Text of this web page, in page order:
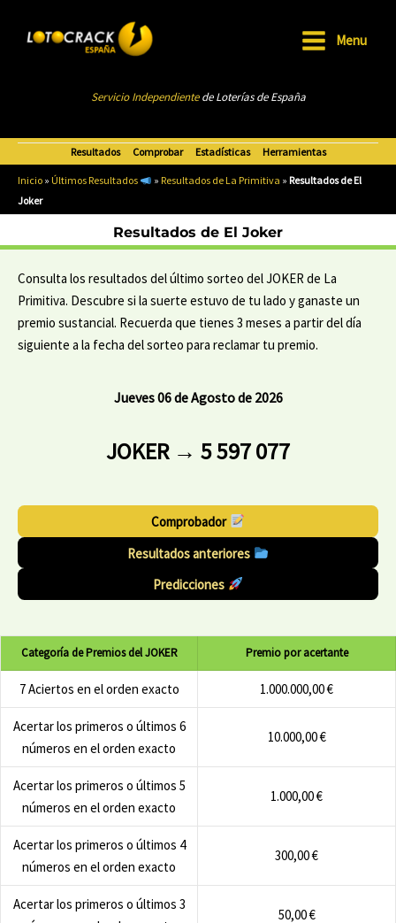
Main
Menu
Menu
Servicio Independiente de Loterías de España
Resultados Comprobar Estadísticas Herramientas
Inicio » Últimos Resultados » Resultados de La Primitiva » Resultados de El
Joker
Resultados de El Joker
Consulta los resultados del último sorteo del JOKER de La
Primitiva. Descubre si la suerte estuvo de tu lado y ganaste un
premio sustancial. Recuerda que tienes 3 meses a partir del día
siguiente a la fecha del sorteo para reclamar tu premio.
Jueves 06 de Agosto de 2026
JOKER → 5 597 077
Comprobador
Resultados anteriores
Predicciones
Categoría de Premios del JOKER Premio por acertante
7 Aciertos en el orden exacto 1.000.000,00 €
Acertar los primeros o últimos 6
números en el orden exacto
10.000,00 €
Acertar los primeros o últimos 5
números en el orden exacto
1.000,00 €
Acertar los primeros o últimos 4
números en el orden exacto
300,00 €
Acertar los primeros o últimos 3
50,00 €